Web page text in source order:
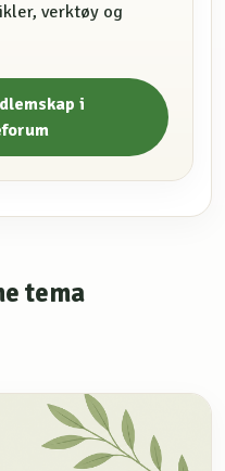
verktøy og
i
tema